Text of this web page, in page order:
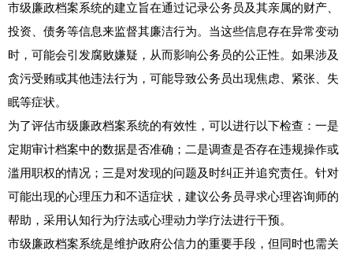
市级廉政档案系统的建立旨在通过记录公务员及其亲属的财产、
投资、债务等信息来监督其廉洁行为。当这些信息存在异常变动
时，可能会引发腐败嫌疑，从而影响公务员的公正性。如果涉及
贪污受贿或其他违法行为，可能导致公务员出现焦虑、紧张、失
眠等症状。
为了评估市级廉政档案系统的有效性，可以进行以下检查：一是
定期审计档案中的数据是否准确；二是调查是否存在违规操作或
滥用职权的情况；三是对发现的问题及时纠正并追究责任。针对
可能出现的心理压力和不适症状，建议公务员寻求心理咨询师的
帮助，采用认知行为疗法或心理动力学疗法进行干预。
市级廉政档案系统是维护政府公信力的重要手段，但同时也需关